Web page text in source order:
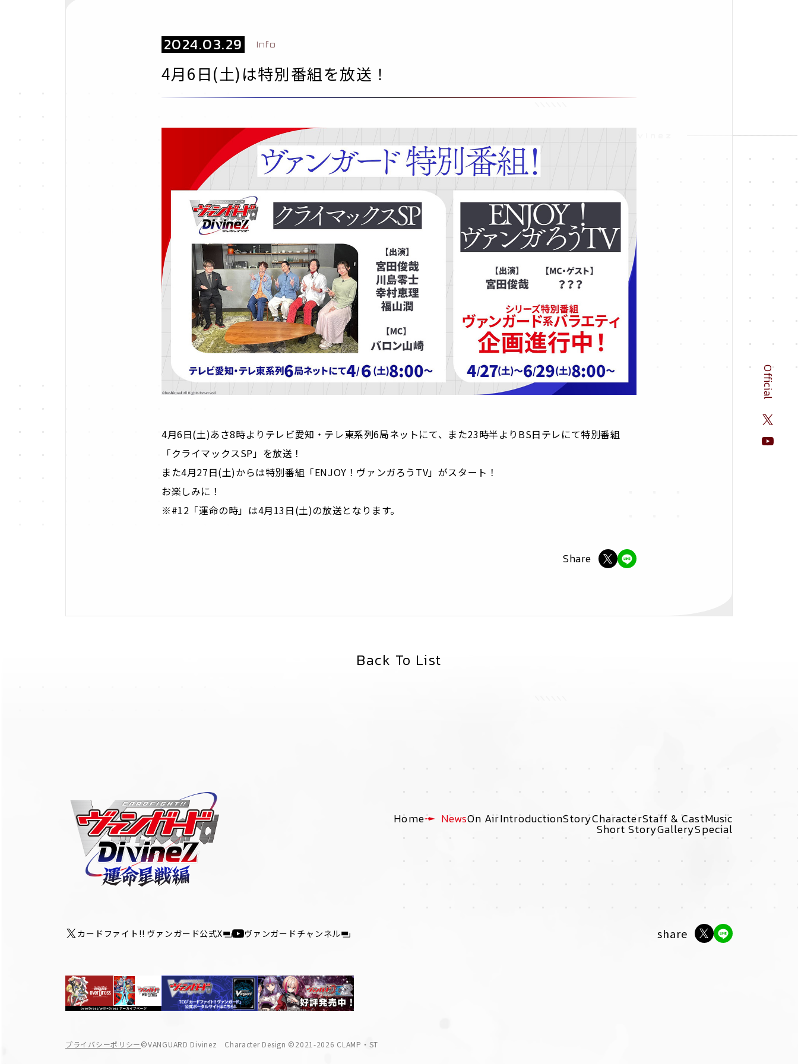
2024.03.29 Info
4月6日(土)は特別番組を放送！
4月6日(土)あさ8時よりテレビ愛知・テレ東系列6局ネットにて、また23時半よりBS日テレにて特別番組
「クライマックスSP」を放送！
また4月27日(土)からは特別番組「ENJOY！ヴァンガろうTV」がスタート！
お楽しみに！
※#12「運命の時」は4月13日(土)の放送となります。
Share
Back To List
Home NewsOn AirIntroductionStoryCharacterStaff & CastMusic
Short StoryGallerySpecial
カードファイト!! ヴァンガード公式X ヴァンガードチャンネル share
プライバシーポリシー©VANGUARD Divinez Character Design ©2021-2026 CLAMP・ST
Official